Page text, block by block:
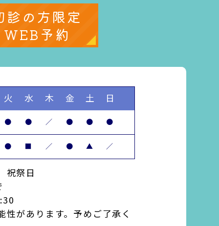
診の方限定
WEB予約
火 水 木 金 土 日
● ● ／ ● ● ●
● ■ ／ ● ▲ ／
祝祭日
があります。予めご了承く